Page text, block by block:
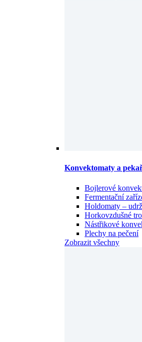
Konvektomaty a
Bojlerové
Fermentační
Holdomaty –
Horkovzdušné
Nástřikové
Plechy na pečení
Zobrazit všechny